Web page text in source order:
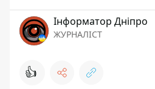
Інформатор Дніпро
ЖУРНАЛІСТ
👍